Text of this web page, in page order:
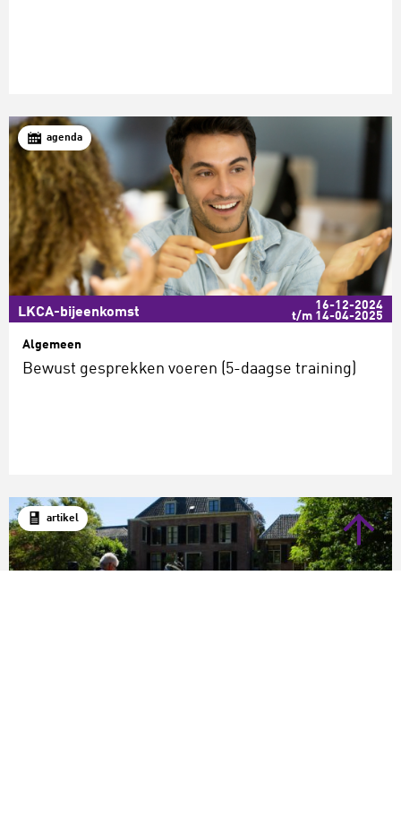
agenda
LKCA-bijeenkomst
16-12-2024
t/m 14-04-2025
Algemeen
Bewust gesprekken voeren (5-daagse training)
artikel